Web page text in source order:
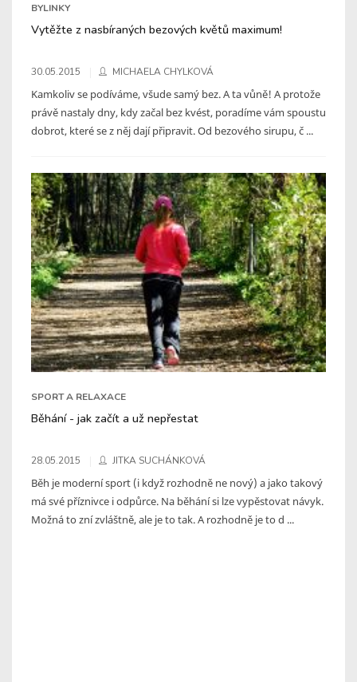
BYLINKY
Vytěžte z nasbíraných bezových květů maximum!
30.05.2015 MICHAELA CHYLKOVÁ
Kamkoliv se podíváme, všude samý bez. A ta vůně! A protože
právě nastaly dny, kdy začal bez kvést, poradíme vám spoustu
dobrot, které se z něj dají připravit. Od bezového sirupu, č ...
SPORT A RELAXACE
Běhání - jak začít a už nepřestat
28.05.2015 JITKA SUCHÁNKOVÁ
Běh je moderní sport (i když rozhodně ne nový) a jako takový
má své příznivce i odpůrce. Na běhání si lze vypěstovat návyk.
Možná to zní zvláštně, ale je to tak. A rozhodně je to d ...